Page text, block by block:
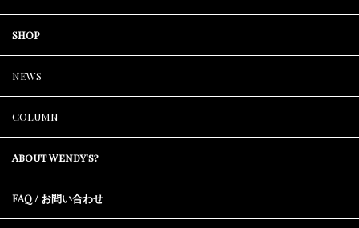
SHOP
NEWS
COLUMN
About Wendy's?
FAQ / お問い合わせ